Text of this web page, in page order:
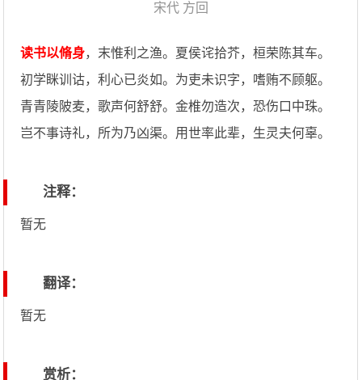
宋代 方回
读书以脩身，末惟利之渔。夏侯诧拾芥，桓荣陈其车。
初学眯训诂，利心已炎如。为吏未识字，嗜贿不顾躯。
青青陵陂麦，歌声何舒舒。金椎勿造次，恐伤口中珠。
岂不事诗礼，所为乃凶渠。用世率此辈，生灵夫何辜。
注释：
暂无
翻译：
暂无
赏析：